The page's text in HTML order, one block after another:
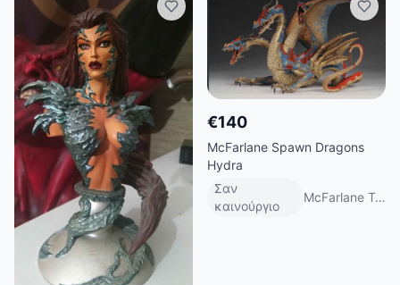
€140
McFarlane Spawn Dragons
Hydra
Σαν
καινούργιο
McFarlane Toys